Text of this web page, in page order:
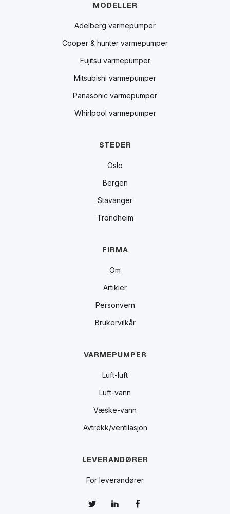
MODELLER
Adelberg varmepumper
Cooper & hunter varmepumper
Fujitsu varmepumper
Mitsubishi varmepumper
Panasonic varmepumper
Whirlpool varmepumper
STEDER
Oslo
Bergen
Stavanger
Trondheim
FIRMA
Om
Artikler
Personvern
Brukervilkår
VARMEPUMPER
Luft-luft
Luft-vann
Væske-vann
Avtrekk/ventilasjon
LEVERANDØRER
For leverandører